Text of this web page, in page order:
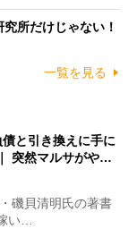
所だけじゃない！
一覧を見る
債と引き換えに手に
突然マルサがや…
磯貝清明氏の著書
い…